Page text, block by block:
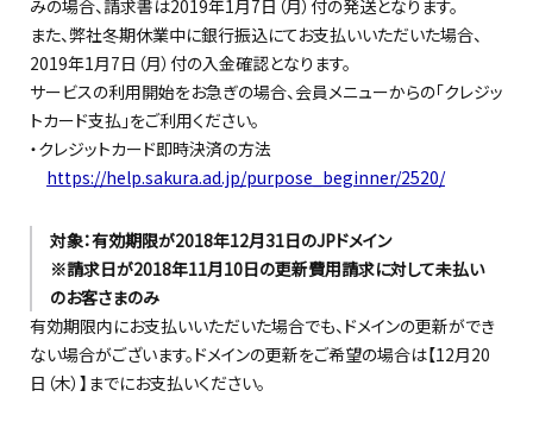
みの場合、請求書は2019年1月7日（月）付の発送となります。
また、弊社冬期休業中に銀行振込にてお支払いいただいた場合、
2019年1月7日（月）付の入金確認となります。
サービスの利用開始をお急ぎの場合、会員メニューからの「クレジッ
トカード支払」をご利用ください。
・クレジットカード即時決済の方法
https://help.sakura.ad.jp/purpose_beginner/2520/
対象：有効期限が2018年12月31日のJPドメイン
※請求日が2018年11月10日の更新費用請求に対して未払い
のお客さまのみ
有効期限内にお支払いいただいた場合でも、ドメインの更新ができ
ない場合がございます。ドメインの更新をご希望の場合は【12月20
日（木）】までにお支払いください。